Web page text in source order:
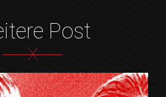
Post
X